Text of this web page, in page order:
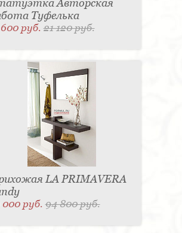
Авторская
Туфелька
600 руб.21 120 руб.
LA PRIMAVERA
000 руб.94 800 руб.